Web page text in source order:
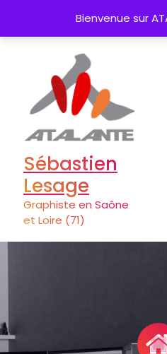
Bienvenue sur
contenu
Création de Logo
Sébastien
Lesage
Graphiste en Saône
et Loire (71)